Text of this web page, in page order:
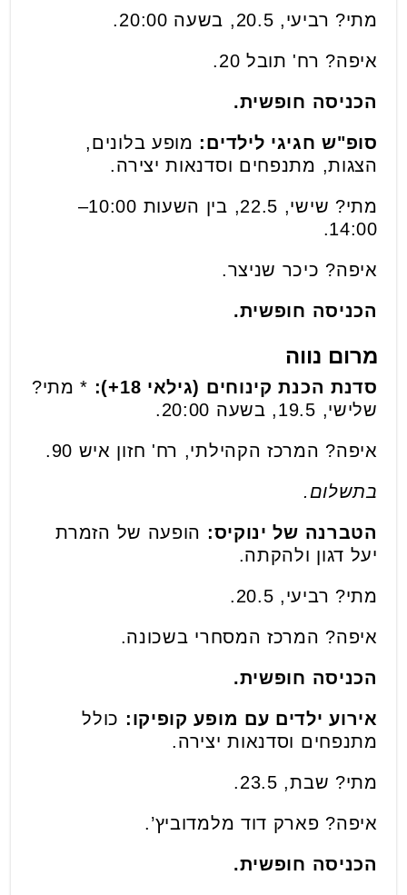
מתי? רביעי, 20.5, בשעה 20:00.
איפה? רח' תובל 20.
הכניסה חופשית.
סופ"ש חגיגי לילדים: מופע בלונים,
הצגות, מתנפחים וסדנאות יצירה.
מתי? שישי, 22.5, בין השעות 10:00–
14:00.
איפה? כיכר שניצר.
הכניסה חופשית.
מרום נווה
סדנת הכנת קינוחים (גילאי 18+):
* מתי?
שלישי, 19.5, בשעה 20:00.
איפה? המרכז הקהילתי, רח' חזון איש 90.
בתשלום.
הטברנה של ינוקיס: הופעה של הזמרת
יעל דגון ולהקתה.
מתי? רביעי, 20.5.
איפה? המרכז המסחרי בשכונה.
הכניסה חופשית.
אירוע ילדים עם מופע קופיקו: כולל
מתנפחים וסדנאות יצירה.
מתי? שבת, 23.5.
איפה? פארק דוד מלמדוביץ’.
הכניסה חופשית.